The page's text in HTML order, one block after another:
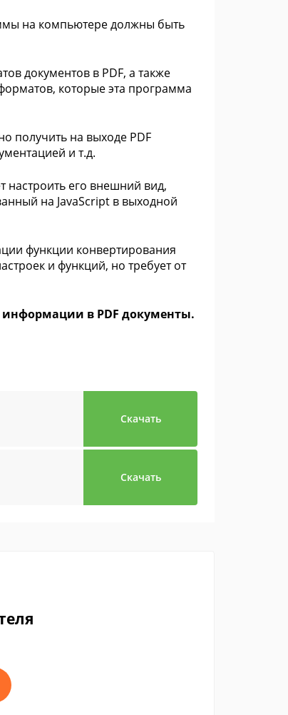
на компьютере должны быть
документов в PDF, а также
которые эта программа
получить на выходе PDF
и т.д.
настроить его внешний вид,
на JavaScript в выходной
функции конвертирования
и функций, но требует от
информации в PDF документы.
Скачать
Скачать